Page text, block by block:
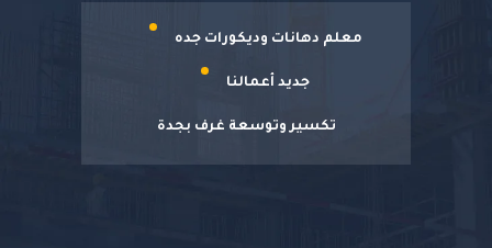
معلم دهانات وديكورات جده
جديد أعمالنا
تكسير وتوسعة غرف بجدة